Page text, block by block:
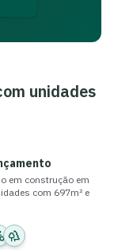
unidades
em construçãoem
com 697m²e